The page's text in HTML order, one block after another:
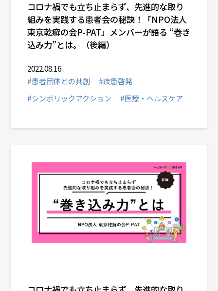
コロナ禍でも立ち止まらず、先進的な取り
組みを実践する患者会の秘訣！「NPO法人
東京乾癬の会P-PAT」メンバーが語る “巻き
込み力”とは。（後編）
2022.08.16
#患者団体との共創
#疾患啓発
#シンボリックアクション
#医療・ヘルスケア